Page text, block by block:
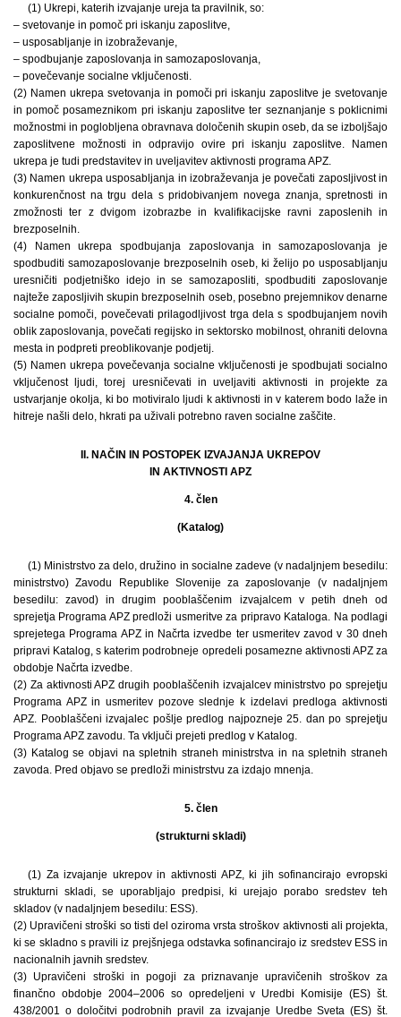
(1) Ukrepi, katerih izvajanje ureja ta pravilnik, so:
– svetovanje in pomoč pri iskanju zaposlitve,
– usposabljanje in izobraževanje,
– spodbujanje zaposlovanja in samozaposlovanja,
– povečevanje socialne vključenosti.
(2) Namen ukrepa svetovanja in pomoči pri iskanju zaposlitve je svetovanje
in pomoč posameznikom pri iskanju zaposlitve ter seznanjanje s poklicnimi
možnostmi in poglobljena obravnava določenih skupin oseb, da se izboljšajo
zaposlitvene možnosti in odpravijo ovire pri iskanju zaposlitve. Namen
ukrepa je tudi predstavitev in uveljavitev aktivnosti programa APZ.
(3) Namen ukrepa usposabljanja in izobraževanja je povečati zaposljivost in
konkurenčnost na trgu dela s pridobivanjem novega znanja, spretnosti in
zmožnosti ter z dvigom izobrazbe in kvalifikacijske ravni zaposlenih in
brezposelnih.
(4) Namen ukrepa spodbujanja zaposlovanja in samozaposlovanja je
spodbuditi samozaposlovanje brezposelnih oseb, ki želijo po usposabljanju
uresničiti podjetniško idejo in se samozaposliti, spodbuditi zaposlovanje
najteže zaposljivih skupin brezposelnih oseb, posebno prejemnikov denarne
socialne pomoči, povečevati prilagodljivost trga dela s spodbujanjem novih
oblik zaposlovanja, povečati regijsko in sektorsko mobilnost, ohraniti delovna
mesta in podpreti preoblikovanje podjetij.
(5) Namen ukrepa povečevanja socialne vključenosti je spodbujati socialno
vključenost ljudi, torej uresničevati in uveljaviti aktivnosti in projekte za
ustvarjanje okolja, ki bo motiviralo ljudi k aktivnosti in v katerem bodo laže in
hitreje našli delo, hkrati pa uživali potrebno raven socialne zaščite.
II. NAČIN IN POSTOPEK IZVAJANJA UKREPOV
IN AKTIVNOSTI APZ
4. člen
(Katalog)
(1) Ministrstvo za delo, družino in socialne zadeve (v nadaljnjem besedilu:
ministrstvo) Zavodu Republike Slovenije za zaposlovanje (v nadaljnjem
besedilu: zavod) in drugim pooblaščenim izvajalcem v petih dneh od
sprejetja Programa APZ predloži usmeritve za pripravo Kataloga. Na podlagi
sprejetega Programa APZ in Načrta izvedbe ter usmeritev zavod v 30 dneh
pripravi Katalog, s katerim podrobneje opredeli posamezne aktivnosti APZ za
obdobje Načrta izvedbe.
(2) Za aktivnosti APZ drugih pooblaščenih izvajalcev ministrstvo po sprejetju
Programa APZ in usmeritev pozove slednje k izdelavi predloga aktivnosti
APZ. Pooblaščeni izvajalec pošlje predlog najpozneje 25. dan po sprejetju
Programa APZ zavodu. Ta vključi prejeti predlog v Katalog.
(3) Katalog se objavi na spletnih straneh ministrstva in na spletnih straneh
zavoda. Pred objavo se predloži ministrstvu za izdajo mnenja.
5. člen
(strukturni skladi)
(1) Za izvajanje ukrepov in aktivnosti APZ, ki jih sofinancirajo evropski
strukturni skladi, se uporabljajo predpisi, ki urejajo porabo sredstev teh
skladov (v nadaljnjem besedilu: ESS).
(2) Upravičeni stroški so tisti del oziroma vrsta stroškov aktivnosti ali projekta,
ki se skladno s pravili iz prejšnjega odstavka sofinancirajo iz sredstev ESS in
nacionalnih javnih sredstev.
(3) Upravičeni stroški in pogoji za priznavanje upravičenih stroškov za
finančno obdobje 2004–2006 so opredeljeni v Uredbi Komisije (ES) št.
438/2001 o določitvi podrobnih pravil za izvajanje Uredbe Sveta (ES) št.